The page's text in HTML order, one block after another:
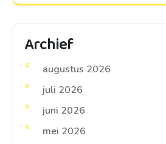
Archief
augustus 2026
juli 2026
juni 2026
mei 2026